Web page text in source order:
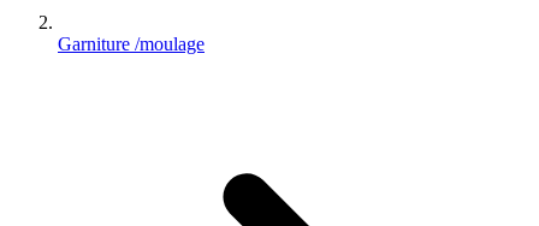
Garniture /moulage